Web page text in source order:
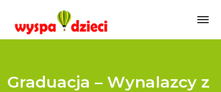
Graduacja – Wynalazcy z